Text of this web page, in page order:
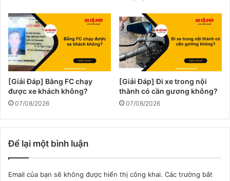
[Giải Đáp] Bằng FC chạy
được xe khách không?
07/08/2026
[Giải Đáp] Đi xe trong nội
thành có cần gương không?
07/08/2026
Để lại một bình luận
Email của bạn sẽ không được hiển thị công khai. Các trường bắt